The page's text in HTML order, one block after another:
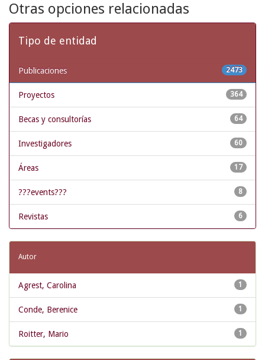
Otras opciones relacionadas
Tipo de entidad
2473
Publicaciones
364
Proyectos
64
Becas y consultorías
60
Investigadores
17
Áreas
8
???events???
6
Revistas
Autor
1
Agrest, Carolina
1
Conde, Berenice
1
Roitter, Mario